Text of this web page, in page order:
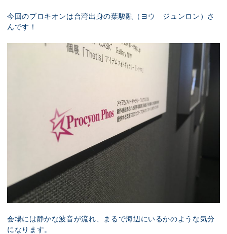
今回のプロキオンは台湾出身の葉駿融（ヨウ ジュンロン）さ
んです！
会場には静かな波音が流れ、まるで海辺にいるかのような気分
になります。